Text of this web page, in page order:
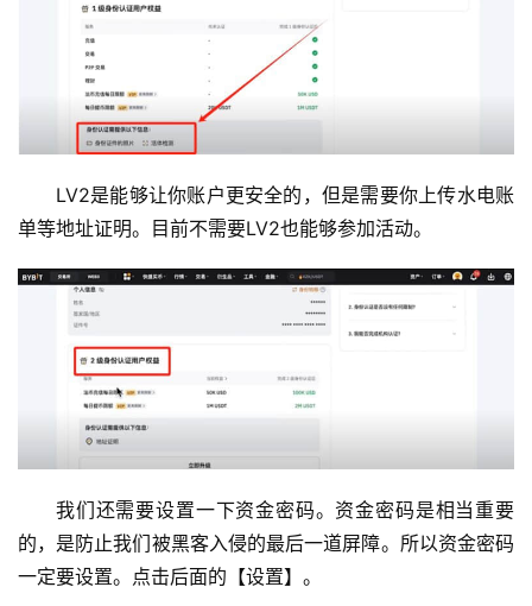
LV2是能够让你账户更安全的，但是需要你上传水电账
单等地址证明。目前不需要LV2也能够参加活动。
我们还需要设置一下资金密码。资金密码是相当重要
的，是防止我们被黑客入侵的最后一道屏障。所以资金密码
一定要设置。点击后面的【设置】。